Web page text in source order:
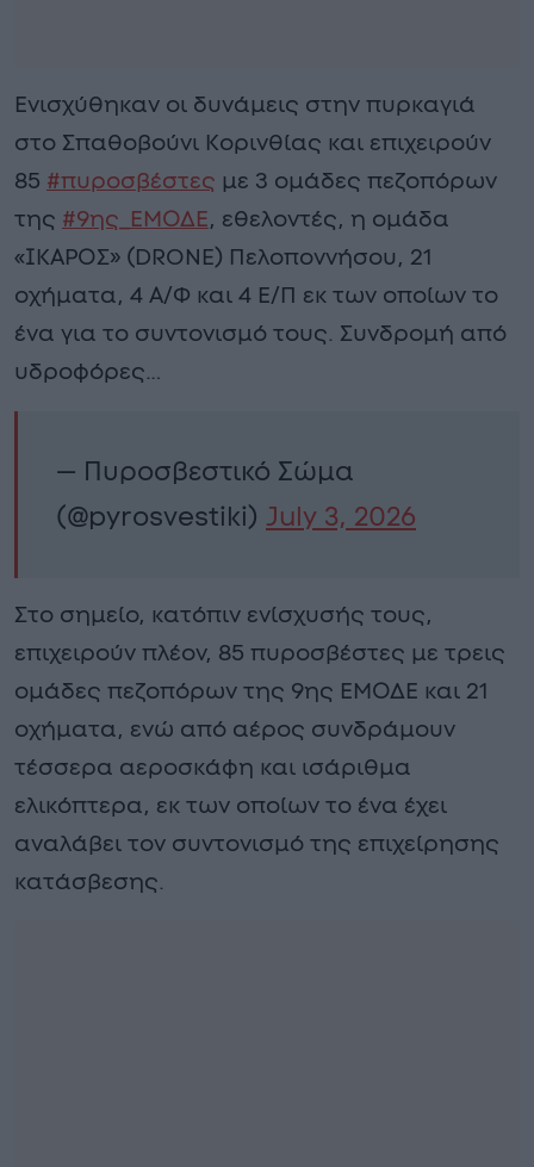
Ενισχύθηκαν οι δυνάμεις στην πυρκαγιά
στο Σπαθοβούνι Κορινθίας και επιχειρούν
85 #πυροσβέστες με 3 ομάδες πεζοπόρων
της #9ης_ΕΜΟΔΕ, εθελοντές, η ομάδα
«ΙΚΑΡΟΣ» (DRONE) Πελοποννήσου, 21
οχήματα, 4 Α/Φ και 4 Ε/Π εκ των οποίων το
ένα για το συντονισμό τους. Συνδρομή από
υδροφόρες…
— Πυροσβεστικό Σώμα
(@pyrosvestiki) July 3, 2026
Στο σημείο, κατόπιν ενίσχυσής τους,
επιχειρούν πλέον, 85 πυροσβέστες με τρεις
ομάδες πεζοπόρων της 9ης ΕΜΟΔΕ και 21
οχήματα, ενώ από αέρος συνδράμουν
τέσσερα αεροσκάφη και ισάριθμα
ελικόπτερα, εκ των οποίων το ένα έχει
αναλάβει τον συντονισμό της επιχείρησης
κατάσβεσης.